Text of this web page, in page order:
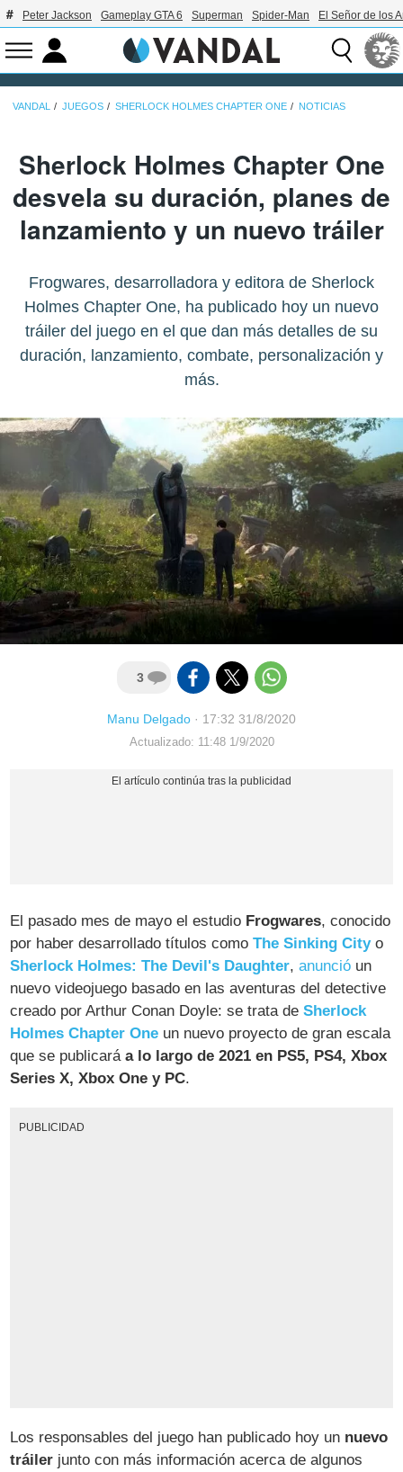
Peter Jackson Gameplay GTA 6 Superman Spider-Man El Señor de los
VANDAL JUEGOS SHERLOCK HOLMES CHAPTER ONE NOTICIAS
Sherlock Holmes Chapter One
desvela su duración, planes de
lanzamiento y un nuevo tráiler
Frogwares, desarrolladora y editora de Sherlock
Holmes Chapter One, ha publicado hoy un nuevo
tráiler del juego en el que dan más detalles de su
duración, lanzamiento, combate, personalización y
más.
3
Manu Delgado · 17:32 31/8/2020
Actualizado: 11:48 1/9/2020
El pasado mes de mayo el estudio Frogwares, conocido
por haber desarrollado títulos comoThe Sinking Cityo
Sherlock Holmes: The Devil's Daughter,anunció un
nuevo videojuego basado en las aventuras del detective
creado por Arthur Conan Doyle: se trata deSherlock
Holmes Chapter One un nuevo proyecto de gran escala
que se publicaráa lo largo de 2021 en PS5, PS4, Xbox
Series X, Xbox One y PC.
PUBLICIDAD
Los responsables del juego han publicado hoy un nuevo
tráiler junto con más información acerca de algunos